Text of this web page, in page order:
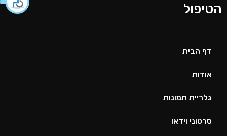
הטיפול
דף הבית
אודות
גלריית תמונות
סרטוני וידאו